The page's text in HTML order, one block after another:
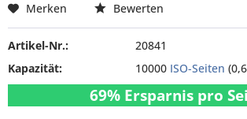
Merken Bewerten
Artikel-Nr.:
20841
Kapazität:
10000 ISO-Seiten
69% Ersparnis pro